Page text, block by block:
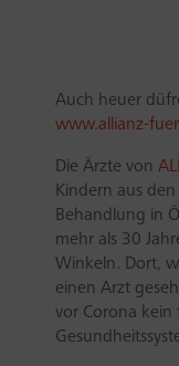
Auch heuer
www.allianz-
Die Ärzte von
Kindern aus
Behandlung in
mehr als 30
Winkeln. Dort,
einen Arzt
vor Corona kein